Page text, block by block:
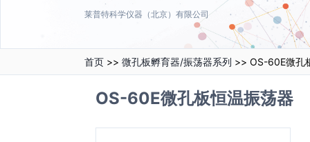
莱普特科学仪器（北京）有限公司
首页 >> 微孔板孵育器/振荡器系列 >> OS-60E微孔
OS-60E微孔板恒温振荡器